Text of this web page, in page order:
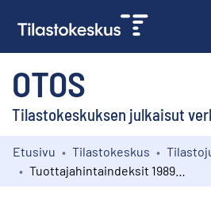
OTOS
Tilastokeskuksen julkaisut
Kokoelmat
Etusivu Tilastokeskus